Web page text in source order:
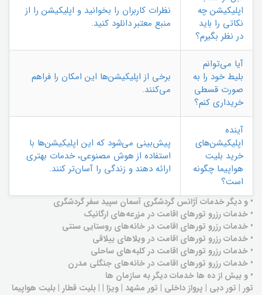
اپلیکیشن چه
نکاتی را باید
در نظر بگیرم؟
نظرات کاربران را بخوانید و اپلیکیشن را از
منبع معتبر دانلود کنید.
آیا می‌توانم
بلیط خود را به
صورت قسطی
خریداری کنم؟
برخی از اپلیکیشن‌ها این امکان را فراهم
می‌کنند.
آینده
اپلیکیشن‌های
خرید بلیت
هواپیما چگونه
است؟
پیش‌بینی می‌شود که این اپلیکیشن‌ها با
استفاده از هوش مصنوعی، خدمات بهتری
ارائه دهند و زندگی را آسان‌تر کنند.
• و دیگر خدمات آژانس گردشگری آسمان سپید سفر گردشگری
• خدمات رزرو تورهای اقامت در مزرعه‌های ارگانیک
• خدمات رزرو تورهای اقامت در خانه‌های روستایی سنتی
• خدمات رزرو تورهای اقامت در ویلاهای ییلاقی
• خدمات رزرو تورهای اقامت در کلبه‌های ساحلی
• خدمات رزرو تورهای اقامت در خانه‌های جنگلی مدرن
• و بیش از ده ها خدمات دیگر به سازمان ها
تور | تور دبی | پرواز داخلی | تور مشهد | ویزا | | بلیت قطار | بلیت هواپیما